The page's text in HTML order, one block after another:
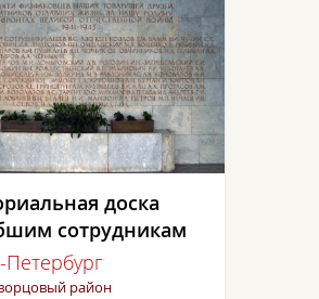
доска
сотрудникам
Петербург
район